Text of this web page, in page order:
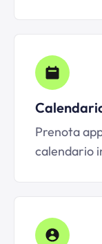
Prenota
calendario